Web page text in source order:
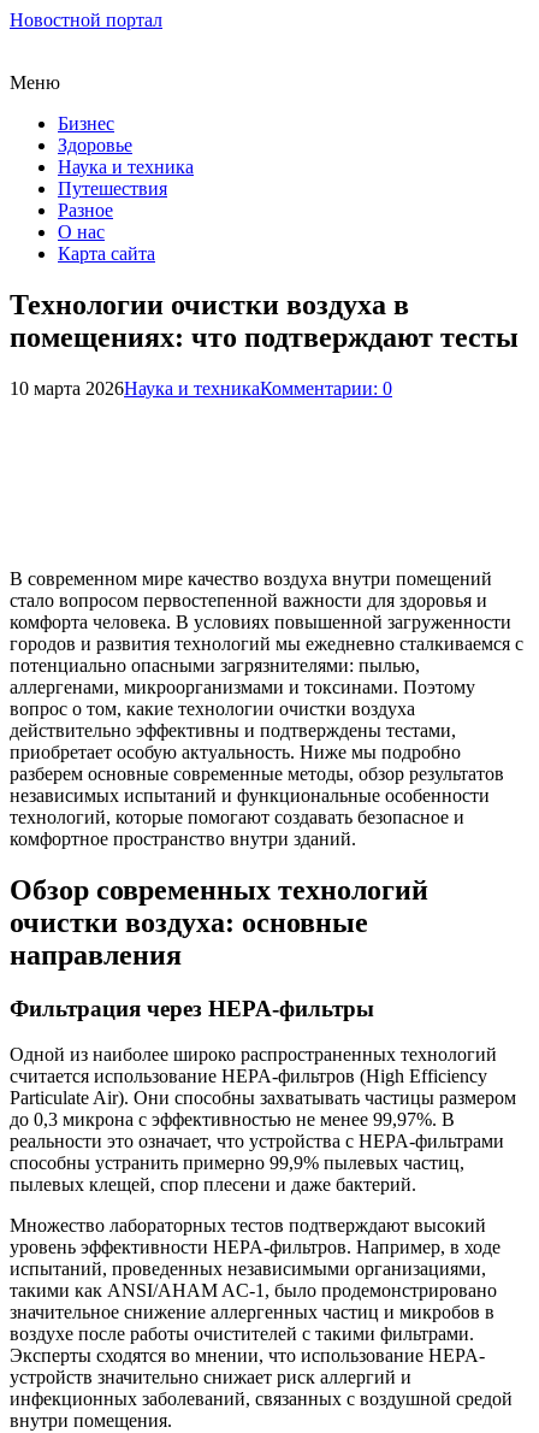
Новостной портал
Меню
Бизнес
Здоровье
Наука и техника
Путешествия
Разное
О нас
Карта сайта
Технологии очистки воздуха в
помещениях: что подтверждают тесты
10 марта 2026Наука и техникаКомментарии: 0
В современном мире качество воздуха внутри помещений
стало вопросом первостепенной важности для здоровья и
комфорта человека. В условиях повышенной загруженности
городов и развития технологий мы ежедневно сталкиваемся с
потенциально опасными загрязнителями: пылью,
аллергенами, микроорганизмами и токсинами. Поэтому
вопрос о том, какие технологии очистки воздуха
действительно эффективны и подтверждены тестами,
приобретает особую актуальность. Ниже мы подробно
разберем основные современные методы, обзор результатов
независимых испытаний и функциональные особенности
технологий, которые помогают создавать безопасное и
комфортное пространство внутри зданий.
Обзор современных технологий
очистки воздуха: основные
направления
Фильтрация через HEPA-фильтры
Одной из наиболее широко распространенных технологий
считается использование HEPA-фильтров (High Efficiency
Particulate Air). Они способны захватывать частицы размером
до 0,3 микрона с эффективностью не менее 99,97%. В
реальности это означает, что устройства с HEPA-фильтрами
способны устранить примерно 99,9% пылевых частиц,
пылевых клещей, спор плесени и даже бактерий.
Множество лабораторных тестов подтверждают высокий
уровень эффективности HEPA-фильтров. Например, в ходе
испытаний, проведенных независимыми организациями,
такими как ANSI/AHAM AC-1, было продемонстрировано
значительное снижение аллергенных частиц и микробов в
воздухе после работы очистителей с такими фильтрами.
Эксперты сходятся во мнении, что использование HEPA-
устройств значительно снижает риск аллергий и
инфекционных заболеваний, связанных с воздушной средой
внутри помещения.